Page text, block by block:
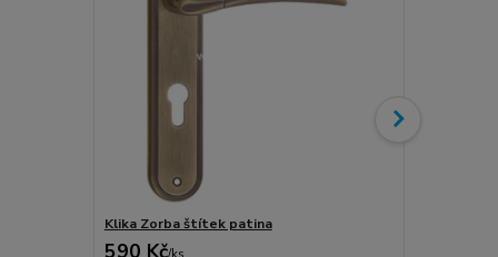
Klika Zorba štítek patina
590 Kč